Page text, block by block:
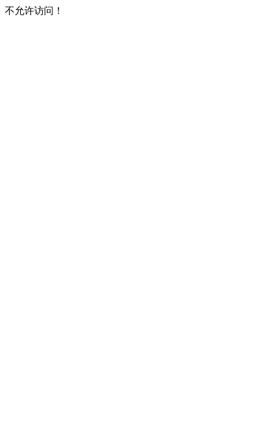
不允许访问！